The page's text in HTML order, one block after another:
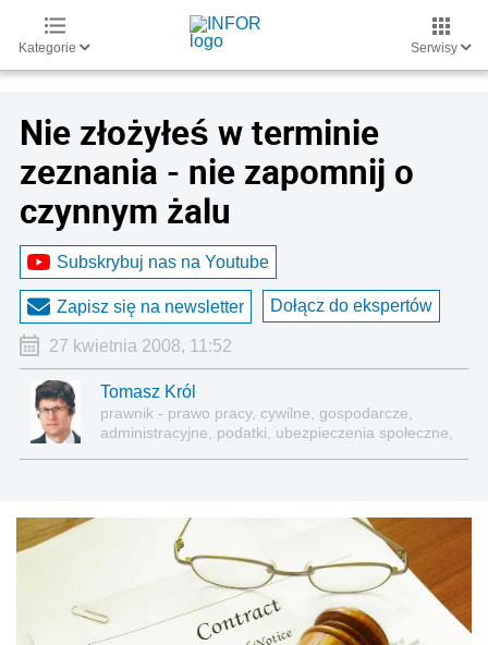
Kategorie Serwisy
Nie złożyłeś w terminie
zeznania - nie zapomnij o
czynnym żalu
Subskrybuj nas na Youtube
Zapisz się na newsletter Dołącz do ekspertów
27 kwietnia 2008, 11:52
Tomasz Król
prawnik - prawo pracy, cywilne, gospodarcze,
administracyjne, podatki, ubezpieczenia społeczne,